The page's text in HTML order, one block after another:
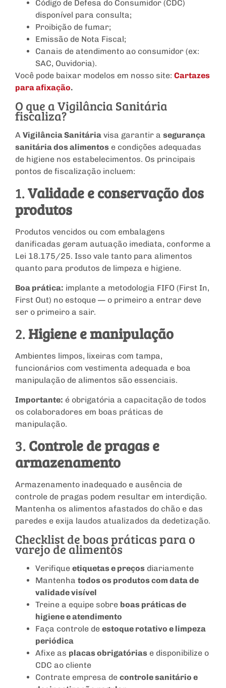
Código de Defesa do Consumidor (CDC)
disponível para consulta;
Proibição de fumar;
Emissão de Nota Fiscal;
Canais de atendimento ao consumidor (ex:
SAC, Ouvidoria).
Você pode baixar modelos em nosso site: Cartazes
para afixação.
O que a Vigilância Sanitária
fiscaliza?
A Vigilância Sanitária visa garantir a segurança
sanitária dos alimentos e condições adequadas
de higiene nos estabelecimentos. Os principais
pontos de fiscalização incluem:
1.Validade e conservação dos
produtos
Produtos vencidos ou com embalagens
danificadas geram autuação imediata, conforme a
Lei 18.175/25. Isso vale tanto para alimentos
quanto para produtos de limpeza e higiene.
Boa prática: implante a metodologia FIFO (First In,
First Out) no estoque — o primeiro a entrar deve
ser o primeiro a sair.
2.Higiene e manipulação
Ambientes limpos, lixeiras com tampa,
funcionários com vestimenta adequada e boa
manipulação de alimentos são essenciais.
Importante: é obrigatória a capacitação de todos
os colaboradores em boas práticas de
manipulação.
3.Controle de pragas e
armazenamento
Armazenamento inadequado e ausência de
controle de pragas podem resultar em interdição.
Mantenha os alimentos afastados do chão e das
paredes e exija laudos atualizados da dedetização.
Checklist de boas práticas para o
varejo de alimentos
Verifique etiquetas e preços diariamente
Mantenha todos os produtos com data de
validade visível
Treine a equipe sobre boas práticas de
higiene e atendimento
Faça controle de estoque rotativo e limpeza
periódica
Afixe as placas obrigatórias e disponibilize o
CDC ao cliente
Contrate empresa de controle sanitário e